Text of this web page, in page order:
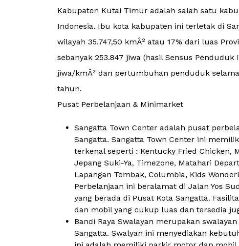
Kabupaten Kutai Timur adalah salah satu
Indonesia. Ibu kota kabupaten ini terletak di
wilayah 35.747,50 kmÂ² atau 17% dari luas
sebanyak 253.847 jiwa (hasil Sensus Penduduk
jiwa/kmÂ² dan pertumbuhan penduduk
tahun.
Pusat Perbelanjaan & Minimarket
Sangatta Town Center adalah pusat
Sangatta. Sangatta Town Center ini
terkenal seperti : Kentucky Fried Chicken,
Jepang Suki-Ya, Timezone, Matahari
Lapangan Tembak, Columbia, Kids
Perbelanjaan ini beralamat di Jalan Yos
yang berada di Pusat Kota Sangatta.
dan mobil yang cukup luas dan tersedia
Bandi Raya Swalayan merupakan
Sangatta. Swalyan ini menyediakan